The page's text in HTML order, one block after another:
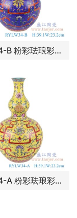
RYLW34-B 粉彩珐琅彩深蓝底扒花缠枝莲葫芦瓶 高：39.1直径：23.2口径：底径：12重量：3.5KG
RYLW34-A 粉彩珐琅彩黄底扒花缠枝莲葫芦瓶 高：39.1直径：23.2口径：底径：12重量：3.5KG